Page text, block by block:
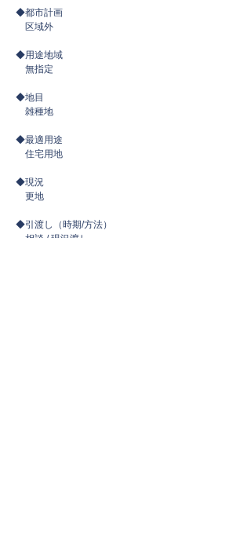
◆都市計画
区域外
◆用途地域
無指定
◆地目
雑種地
◆最適用途
住宅用地
◆現況
更地
◆引渡し（時期/方法）
相談 / 現況渡し